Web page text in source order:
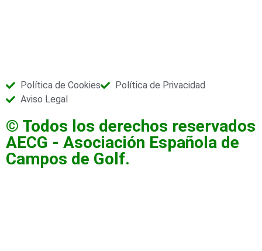
© Todos los derechos reservados
AECG - Asociación Española de
Campos de Golf.
Política de Cookies
Política de Privacidad
Aviso Legal